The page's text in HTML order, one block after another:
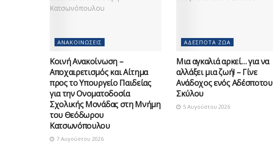
ΑΝΑΚΟΙΝΏΣΕΙΣ
Κοινή Ανακοίνωση –
Αποχαιρετισμός και Αίτημα
προς το Υπουργείο Παιδείας
για την Ονοματοδοσία
Σχολικής Μονάδας στη Μνήμη
του Θεόδωρου
Κατσωνόπουλου
7 Αυγούστου 2026
ΑΔΈΣΠΟΤΑ ΖΏΑ
Μια αγκαλιά αρκεί… για να
αλλάξει μια ζωή! – Γίνε
Ανάδοχος ενός Αδέσποτου
Σκύλου
5 Αυγούστου 2026